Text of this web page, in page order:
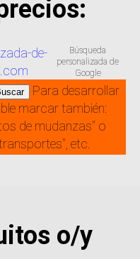
Búsqueda
personalizada de
Google
Para desarrollar
marcar también:
de mudanzas" o
etc.
o/y